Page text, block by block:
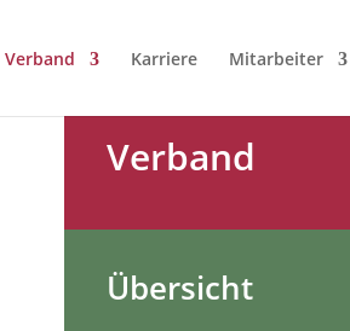
Verband Karriere Mitarbeiter
Verband
Übersicht